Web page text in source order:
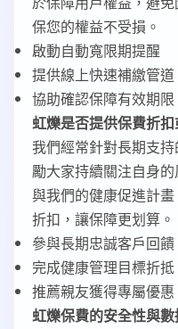
保您的權益不受損。
啟動自動寬限期提醒
提供線上快速補繳管道
協助確認保障有效期限
虹爍是否提供保費折
我們經常針對長期支
勵大家持續關注自身
與我們的健康促進計
折扣，讓保障更划算。
參與長期忠誠客戶回饋
完成健康管理目標折抵
推薦親友獲得專屬優惠
虹爍保費的安全性與